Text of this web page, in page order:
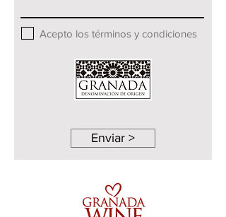
Acepto los términos y condiciones
Enviar >